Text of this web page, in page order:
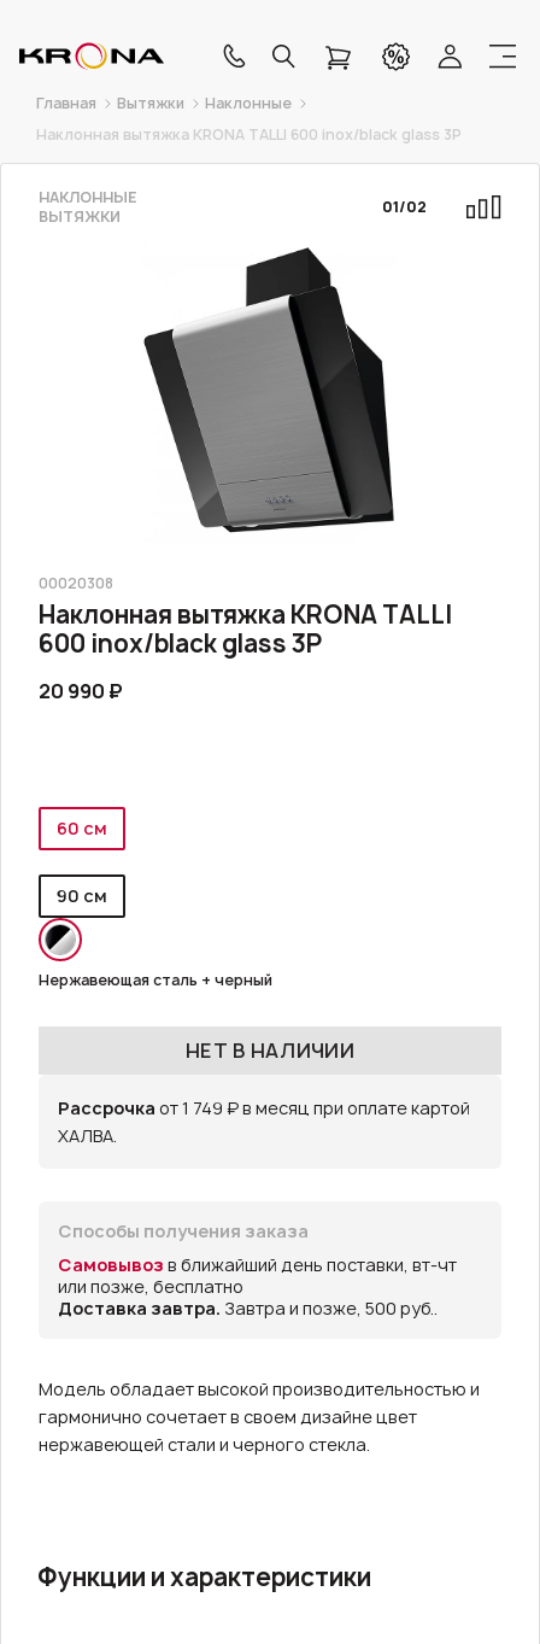
Главная Вытяжки
Наклонные
Наклонная вытяжка KRONA TALLI 600 inox/black glass 3P
НАКЛОННЫЕ
ВЫТЯЖКИ
01/02
00020308
Наклонная вытяжка KRONA TALLI
600 inox/black glass 3P
20 990 ₽
60 см
90 см
Нержавеющая сталь + черный
НЕТ В НАЛИЧИИ
Рассрочка от 1 749 ₽ в месяц при оплате картой
ХАЛВА.
Способы получения заказа
Самовывоз в ближайший день поставки, вт-чт
или позже, бесплатно
Доставка завтра. Завтра и позже, 500 руб..
Модель обладает высокой производительностью и
гармонично сочетает в своем дизайне цвет
нержавеющей стали и черного стекла.
Функции и характеристики